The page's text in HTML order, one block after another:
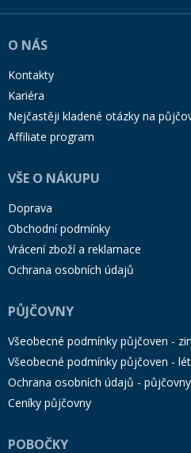
O NÁS
Kontakty
Kariéra
Nejčastěji kladené otázky na
Affiliate program
VŠE O NÁKUPU
Doprava
Obchodní podmínky
Vrácení zboží a reklamace
Ochrana osobních údajů
PŮJČOVNY
Všeobecné podmínky půjčoven -
Všeobecné podmínky půjčoven -
Ochrana osobních údajů - půjčovny
Ceníky půjčovny
POBOČKY